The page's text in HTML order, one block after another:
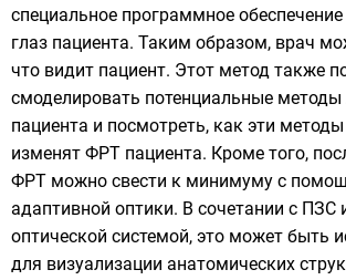
специальное программное
глаз пациента. Таким образом, врач
что видит пациент. Этот метод также
смоделировать потенциальные методы
пациента и посмотреть, как эти
изменят ФРТ пациента. Кроме того,
ФРТ можно свести к минимуму с
адаптивной оптики. В сочетании с ПЗС
оптической системой, это может быть
для визуализации анатомических